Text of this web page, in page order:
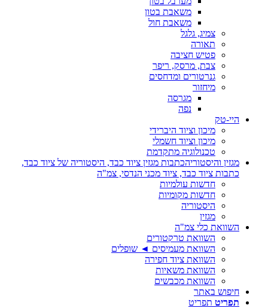
משאבת בטון
משאבת חול
צמיג, גלגל
תאורה
פטיש חציבה
צבת, מרסק, ריפר
גנרטורים ומדחסים
מיחזור
מגרסה
נפה
היי-טק
מיכון וציוד היברידי
מיכון וציוד חשמלי
טכנולוגיה מתקדמת
מגזין והיסטוריהכתבות מגזין ציוד כבד, היסטוריה של ציוד כבד,
כתבות ציוד כבד, ציוד מכני הנדסי, צמ"ה
חדשות עולמיות
חדשות מקומיות
היסטוריה
מגזין
השוואת כלי צמ"ה
השוואת טרקטורים
השוואת מעמיסים ◄ שופלים
השוואת ציוד חפירה
השוואת משאיות
השוואת מכבשים
חיפוש באתר
תפריט תפריט